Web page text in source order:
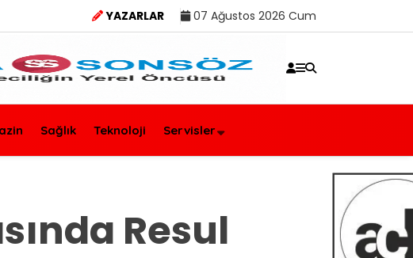
YAZARLAR 07 Ağustos 2026 Cum
Sağlık Teknoloji Servisler
Resul